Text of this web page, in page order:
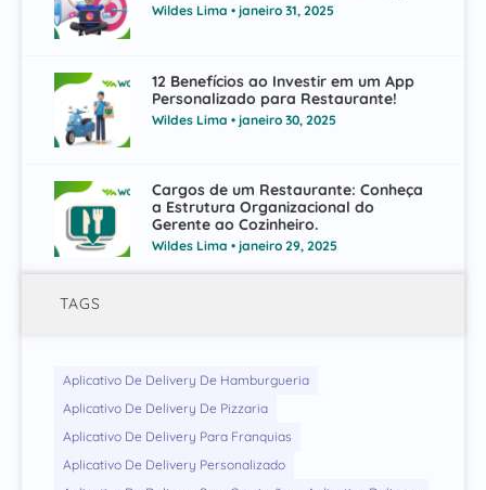
Wildes Lima janeiro 31, 2025
12 Benefícios ao Investir em um App
Personalizado para Restaurante!
Wildes Lima janeiro 30, 2025
Cargos de um Restaurante: Conheça
a Estrutura Organizacional do
Gerente ao Cozinheiro.
Wildes Lima janeiro 29, 2025
TAGS
Aplicativo De Delivery De Hamburgueria
Aplicativo De Delivery De Pizzaria
Aplicativo De Delivery Para Franquias
Aplicativo De Delivery Personalizado